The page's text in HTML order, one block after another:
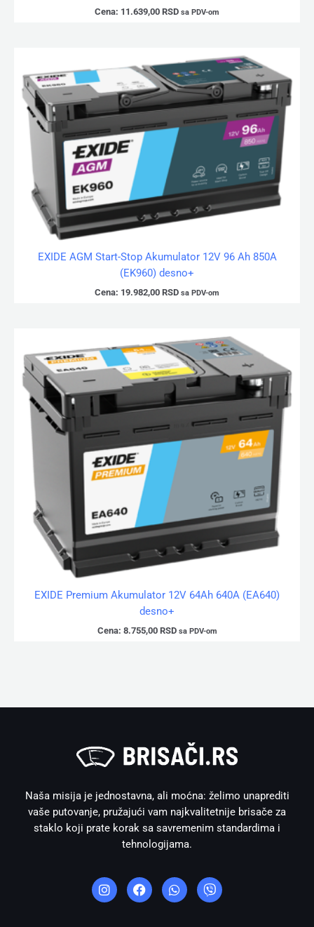
Cena: 11.639,00 RSD sa PDV-om
EXIDE AGM Start-Stop Akumulator 12V 96 Ah 850A
(EK960) desno+
Cena: 19.982,00 RSD sa PDV-om
EXIDE Premium Akumulator 12V 64Ah 640A (EA640)
desno+
Cena: 8.755,00 RSD sa PDV-om
Naša misija je jednostavna, ali moćna: želimo unaprediti
vaše putovanje, pružajući vam najkvalitetnije brisače za
staklo koji prate korak sa savremenim standardima i
tehnologijama.
n
s
t
a
c
e
h
a
t
i
b
e